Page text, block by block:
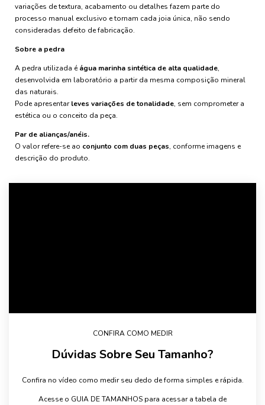
variações de textura, acabamento ou detalhes fazem parte do
processo manual exclusivo e tornam cada joia única, não sendo
consideradas defeito de fabricação.
Sobre a pedra
A pedra utilizada éágua marinha sintética de alta qualidade,
desenvolvida em laboratório a partir da mesma composição mineral
das naturais.
Pode apresentarleves variações de tonalidade, sem comprometer a
estética ou o conceito da peça.
Par de alianças/anéis.
O valor refere-se ao conjunto com duas peças, conforme imagens e
descrição do produto.
CONFIRA COMO MEDIR
Dúvidas Sobre Seu Tamanho?
Confira no vídeo como medir seu dedo de forma simples e rápida.
Acesse o GUIA DE TAMANHOS para acessar a tabela de